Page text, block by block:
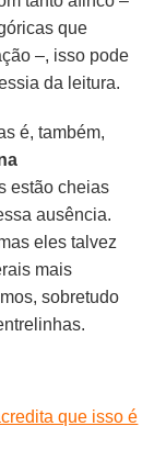
que
–, isso pode
da leitura.
é, também,
estão cheias
ausência.
eles talvez
mais
sobretudo
que isso é